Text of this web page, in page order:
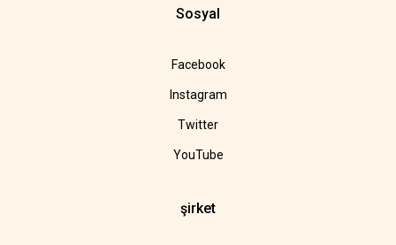
Sosyal
Facebook
Instagram
Twitter
YouTube
şirket